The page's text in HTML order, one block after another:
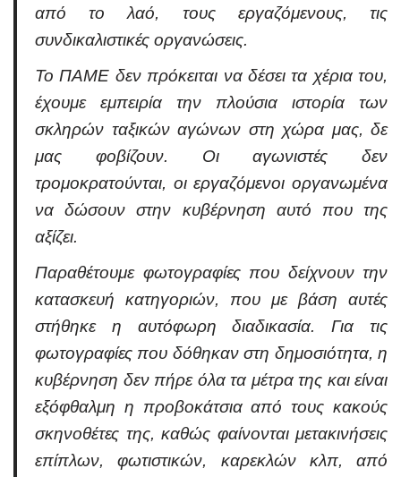
από το λαό, τους εργαζόμενους, τις
συνδικαλιστικές οργανώσεις.
Το ΠΑΜΕ δεν πρόκειται να δέσει τα χέρια του,
έχουμε εμπειρία την πλούσια ιστορία των
σκληρών ταξικών αγώνων στη χώρα μας, δε
μας φοβίζουν. Οι αγωνιστές δεν
τρομοκρατούνται, οι εργαζόμενοι οργανωμένα
να δώσουν στην κυβέρνηση αυτό που της
αξίζει.
Παραθέτουμε φωτογραφίες που δείχνουν την
κατασκευή κατηγοριών, που με βάση αυτές
στήθηκε η αυτόφωρη διαδικασία. Για τις
φωτογραφίες που δόθηκαν στη δημοσιότητα, η
κυβέρνηση δεν πήρε όλα τα μέτρα της και είναι
εξόφθαλμη η προβοκάτσια από τους κακούς
σκηνοθέτες της, καθώς φαίνονται μετακινήσεις
επίπλων, φωτιστικών, καρεκλών κλπ, από